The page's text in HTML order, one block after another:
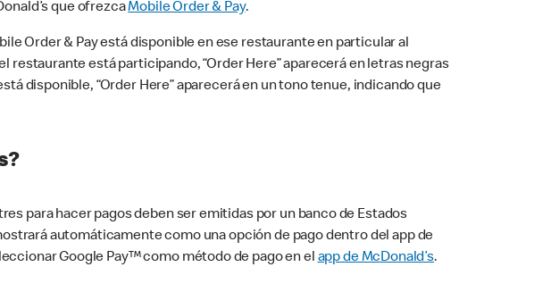
que ofrezcaMobile Order & Pay.
Order & Pay está disponible en ese restaurante en particular al
restaurante está participando, “Order Here” aparecerá en letras negras
disponible, “Order Here” aparecerá en un tono tenue, indicando que
para hacer pagos deben ser emitidas por un banco de Estados
automáticamente como una opción de pago dentro del app de
Google Pay™ como método de pago en elapp de McDonald’s.